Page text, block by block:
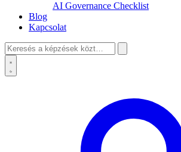
AI Governance Checklist
Blog
Kapcsolat